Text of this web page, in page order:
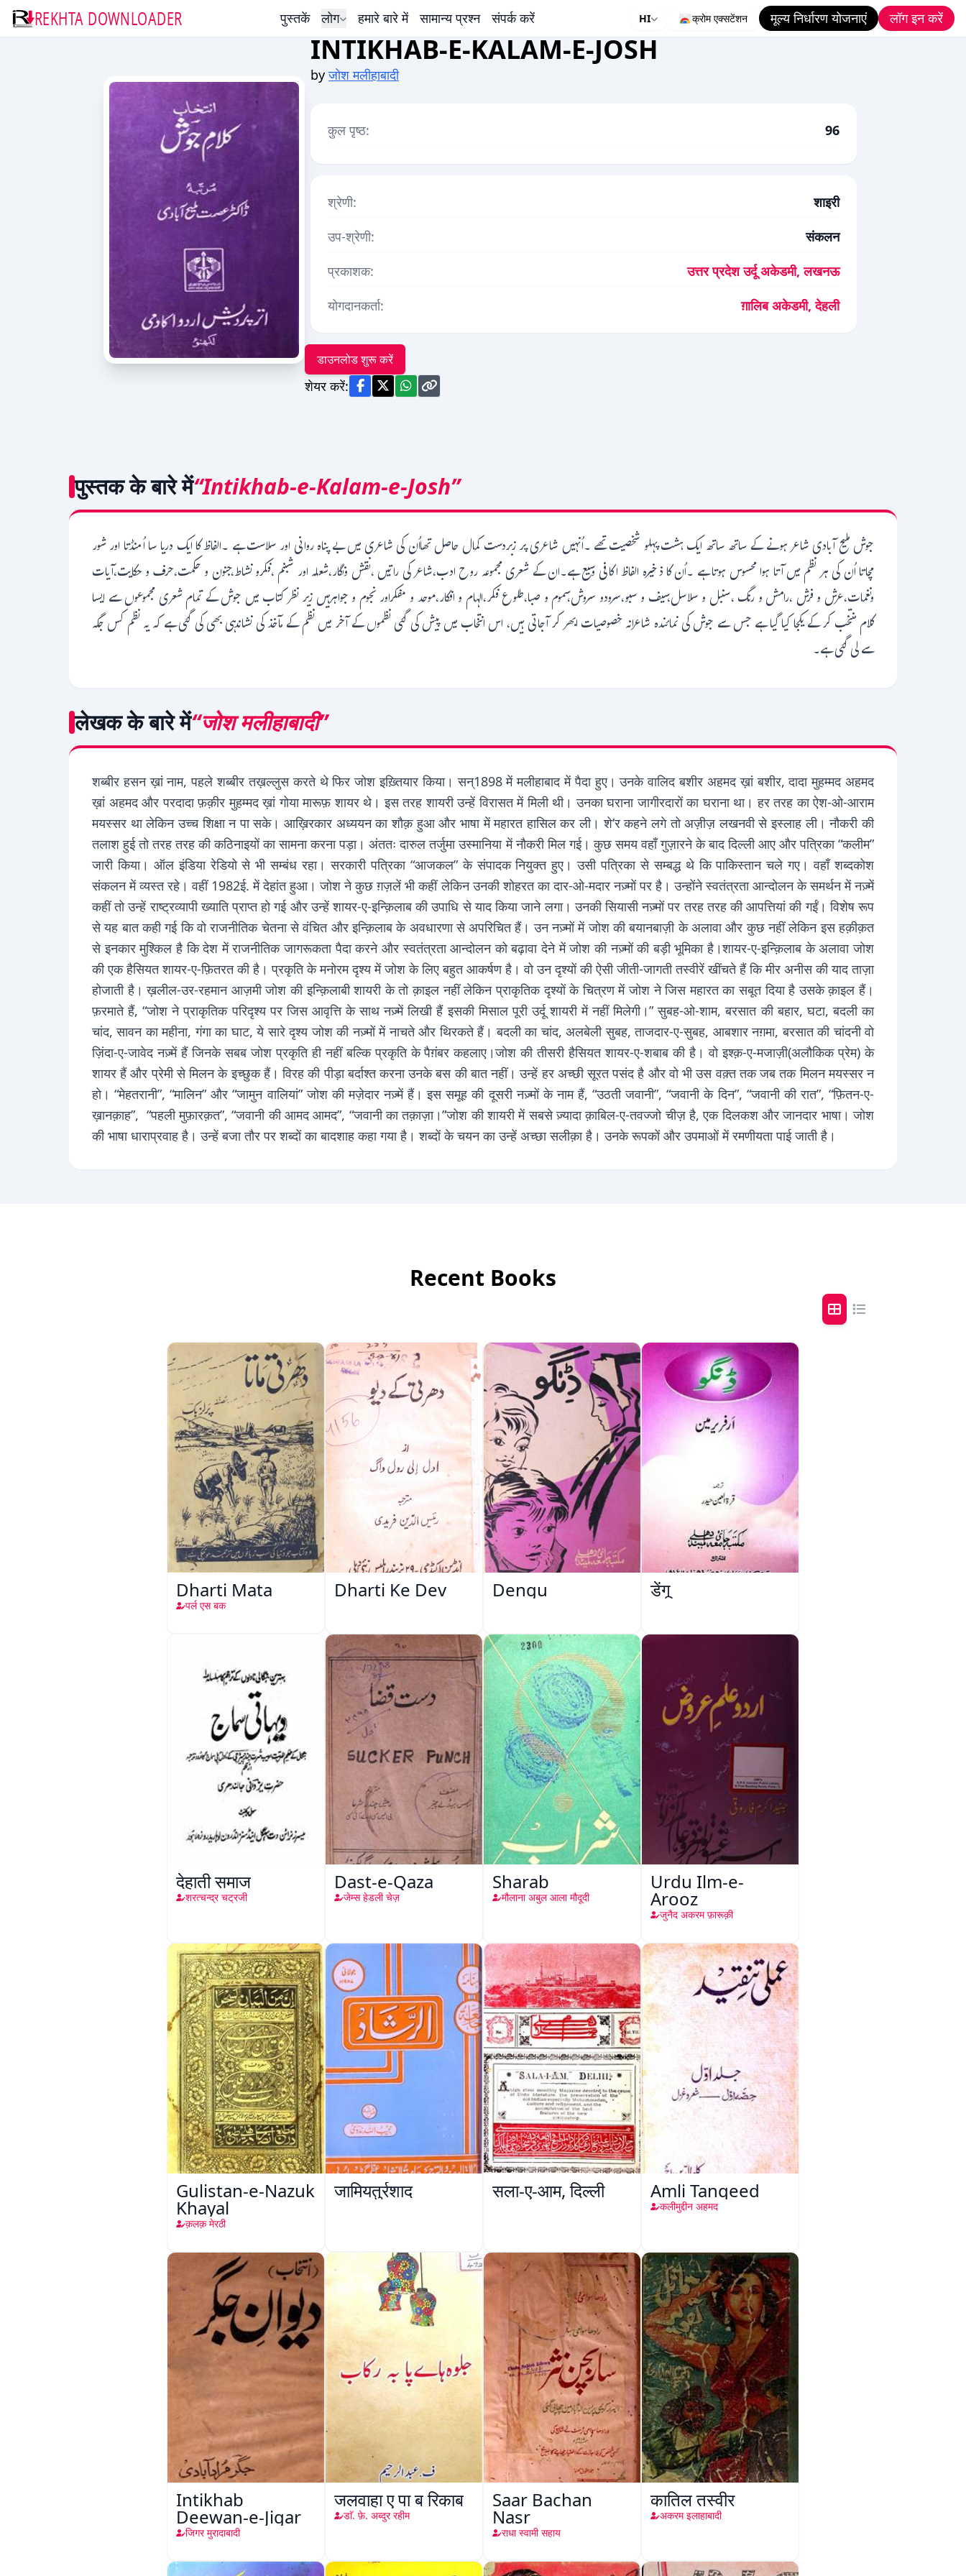
REKHTA DOWNLOADER पुस्तकें लोग हमारे बारे में सामान्य प्रश्न संपर्क करें HI क्रोम एक्सटेंशन मूल्य निर्धारण योजनाएं लॉग इन करें
INTIKHAB-E-KALAM-E-JOSH
byजोश मलीहाबादी
कुल पृष्ठ: 96
श्रेणी:
शाइरी
उप-श्रेणी:
संकलन
प्रकाशक:
उत्तर प्रदेश उर्दू अकेडमी, लखनऊ
योगदानकर्ता:
ग़ालिब अकेडमी, देहली
डाउनलोड शुरू करें
शेयर करें:
पुस्तक के बारे में“Intikhab-e-Kalam-e-Josh”
جوش ملیح آبادی شاعر ہونے کے ساتھ ساتھ ایک ہشت پہلو شخصیت تھے ۔اُنہیں شاعری پر زبردست کمال حاصل تھااُن کی شاعری میں بے پناہ روانی اور سلاست ہے ۔الفاظ کا ایک دریا سا اُمنڈتا اور شور
مچاتا اُن کی ہر نظم میں آتا ہوا محسوس ہوتا ہے ۔اُن کا ذخیرہ الفاظ اکافی وسیع ہے۔ان کے شعری مجموعہ روح ادب،شاعر کی راتیں ،نقش ونگار،شعلہ اور شبنم ،فکرو نشاط،جنون و حکمت،حرف و حکایت،آیات
ونغمات،عرش و فرش ،رامش و رنگ ،سنبل و سلاسل،سیف و سبو،سرودو سروش،سموم و صبا،طلوع فکر،الہام و افکار،موحد و مفکراور نجوم و جواہرہیں زیر نظر کتاب میں جوش کے تمام شعری مجموعوں سے ایسا
کلام منتخب کر کے یکجا کیا گیا ہے جس سے جوش کی نمائندہ شاعرانہ خصوصیات ابھر کر آجاتی ہیں، اس انتخاب میں پیش کی گئی نظموں کے آخر میں نظم کے مآخذ کی نشاندہی بھی کی گئی ہے کہ یہ نظم کس جگہ
سے لی گئی ہے۔
लेखक के बारे में“जोश मलीहाबादी”
शब्बीर हसन ख़ां नाम, पहले शब्बीर तख़ल्लुस करते थे फिर जोश इख़्तियार किया। सन्1898 में मलीहाबाद में पैदा हुए। उनके वालिद बशीर अहमद ख़ां बशीर, दादा मुहम्मद अहमद
ख़ां अहमद और परदादा फ़क़ीर मुहम्मद ख़ां गोया मारूफ़ शायर थे। इस तरह शायरी उन्हें विरासत में मिली थी। उनका घराना जागीरदारों का घराना था। हर तरह का ऐश-ओ-आराम
मयस्सर था लेकिन उच्च शिक्षा न पा सके। आख़िरकार अध्ययन का शौक़ हुआ और भाषा में महारत हासिल कर ली। शे’र कहने लगे तो अज़ीज़ लखनवी से इस्लाह ली। नौकरी की
तलाश हुई तो तरह तरह की कठिनाइयों का सामना करना पड़ा। अंततः दारुल तर्जुमा उस्मानिया में नौकरी मिल गई। कुछ समय वहाँ गुज़ारने के बाद दिल्ली आए और पत्रिका “कलीम”
जारी किया। ऑल इंडिया रेडियो से भी सम्बंध रहा। सरकारी पत्रिका “आजकल” के संपादक नियुक्त हुए। उसी पत्रिका से सम्बद्ध थे कि पाकिस्तान चले गए। वहाँ शब्दकोश
संकलन में व्यस्त रहे। वहीं 1982ई. में देहांत हुआ। जोश ने कुछ ग़ज़लें भी कहीं लेकिन उनकी शोहरत का दार-ओ-मदार नज़्मों पर है। उन्होंने स्वतंत्रता आन्दोलन के समर्थन में नज़्में
कहीं तो उन्हें राष्ट्रव्यापी ख्याति प्राप्त हो गई और उन्हें शायर-ए-इन्क़िलाब की उपाधि से याद किया जाने लगा। उनकी सियासी नज़्मों पर तरह तरह की आपत्तियां की गईं। विशेष रूप
से यह बात कही गई कि वो राजनीतिक चेतना से वंचित और इन्क़िलाब के अवधारणा से अपरिचित हैं। उन नज़्मों में जोश की बयानबाज़ी के अलावा और कुछ नहीं लेकिन इस हक़ीक़त
से इनकार मुश्किल है कि देश में राजनीतिक जागरूकता पैदा करने और स्वतंत्रता आन्दोलन को बढ़ावा देने में जोश की नज़्मों की बड़ी भूमिका है।शायर-ए-इन्क़िलाब के अलावा जोश
की एक हैसियत शायर-ए-फ़ितरत की है। प्रकृति के मनोरम दृश्य में जोश के लिए बहुत आकर्षण है। वो उन दृश्यों की ऐसी जीती-जागती तस्वीरें खींचते हैं कि मीर अनीस की याद ताज़ा
होजाती है। ख़लील-उर-रहमान आज़मी जोश की इन्क़िलाबी शायरी के तो क़ाइल नहीं लेकिन प्राकृतिक दृश्यों के चित्रण में जोश ने जिस महारत का सबूत दिया है उसके क़ाइल हैं।
फ़रमाते हैं, “जोश ने प्राकृतिक परिदृश्य पर जिस आवृत्ति के साथ नज़्में लिखी हैं इसकी मिसाल पूरी उर्दू शायरी में नहीं मिलेगी।” सुबह-ओ-शाम, बरसात की बहार, घटा, बदली का
चांद, सावन का महीना, गंगा का घाट, ये सारे दृश्य जोश की नज़्मों में नाचते और थिरकते हैं। बदली का चांद, अलबेली सुबह, ताजदार-ए-सुबह, आबशार नग़मा, बरसात की चांदनी वो
ज़िंदा-ए-जावेद नज़्में हैं जिनके सबब जोश प्रकृति ही नहीं बल्कि प्रकृति के पैग़ंबर कहलाए।जोश की तीसरी हैसियत शायर-ए-शबाब की है। वो इश्क़-ए-मजाज़ी(अलौकिक प्रेम) के
शायर हैं और प्रेमी से मिलन के इच्छुक हैं। विरह की पीड़ा बर्दाश्त करना उनके बस की बात नहीं। उन्हें हर अच्छी सूरत पसंद है और वो भी उस वक़्त तक जब तक मिलन मयस्सर न
हो। “मेहतरानी”, “मालिन” और “जामुन वालियां” जोश की मज़ेदार नज़्में हैं। इस समूह की दूसरी नज़्मों के नाम हैं, “उठती जवानी”, “जवानी के दिन”, “जवानी की रात”, “फ़ितन-ए-
ख़ानक़ाह”, “पहली मुफ़ारक़त”, “जवानी की आमद आमद”, “जवानी का तक़ाज़ा।”जोश की शायरी में सबसे ज़्यादा क़ाबिल-ए-तवज्जो चीज़ है, एक दिलकश और जानदार भाषा। जोश
की भाषा धाराप्रवाह है। उन्हें बजा तौर पर शब्दों का बादशाह कहा गया है। शब्दों के चयन का उन्हें अच्छा सलीक़ा है। उनके रूपकों और उपमाओं में रमणीयता पाई जाती है।
Recent Books
Dharti Mata
पर्ल एस बक
Dharti Ke Dev Dengu डेंगू
देहाती समाज
शरत्चन्द्र चट्रजी
Dast-e-Qaza
जेम्स हेडली चेज़
Sharab
मौलाना अबुल आला मौदूदी
Urdu Ilm-e-
Arooz
जुनैद अकरम फ़ारूक़ी
Gulistan-e-Nazuk
Khayal
क़लक़ मेरठी
जामियतुर्रशाद सला-ए-आम, दिल्ली Amli Tanqeed
कलीमुद्दीन अहमद
Intikhab
Deewan-e-Jigar
जिगर मुरादाबादी
जलवाहा ए पा ब रिकाब
डाॅ. फ़े. अब्दुर रहीम
Saar Bachan
Nasr
राधा स्वामी सहाय
कातिल तस्वीर
अकरम इलाहाबादी